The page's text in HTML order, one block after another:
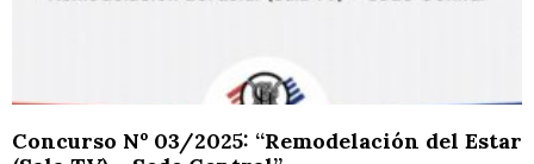
Concurso Nº 03/2025: “Remodelación del Estar